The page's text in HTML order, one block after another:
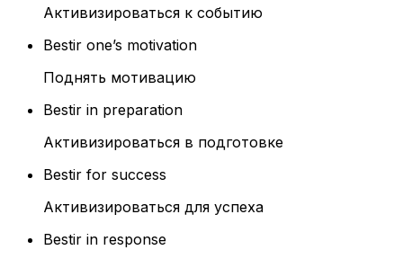
Активизироваться к событию
Bestir one’s motivation
Поднять мотивацию
Bestir in preparation
Активизироваться в подготовке
Bestir for success
Активизироваться для успеха
Bestir in response